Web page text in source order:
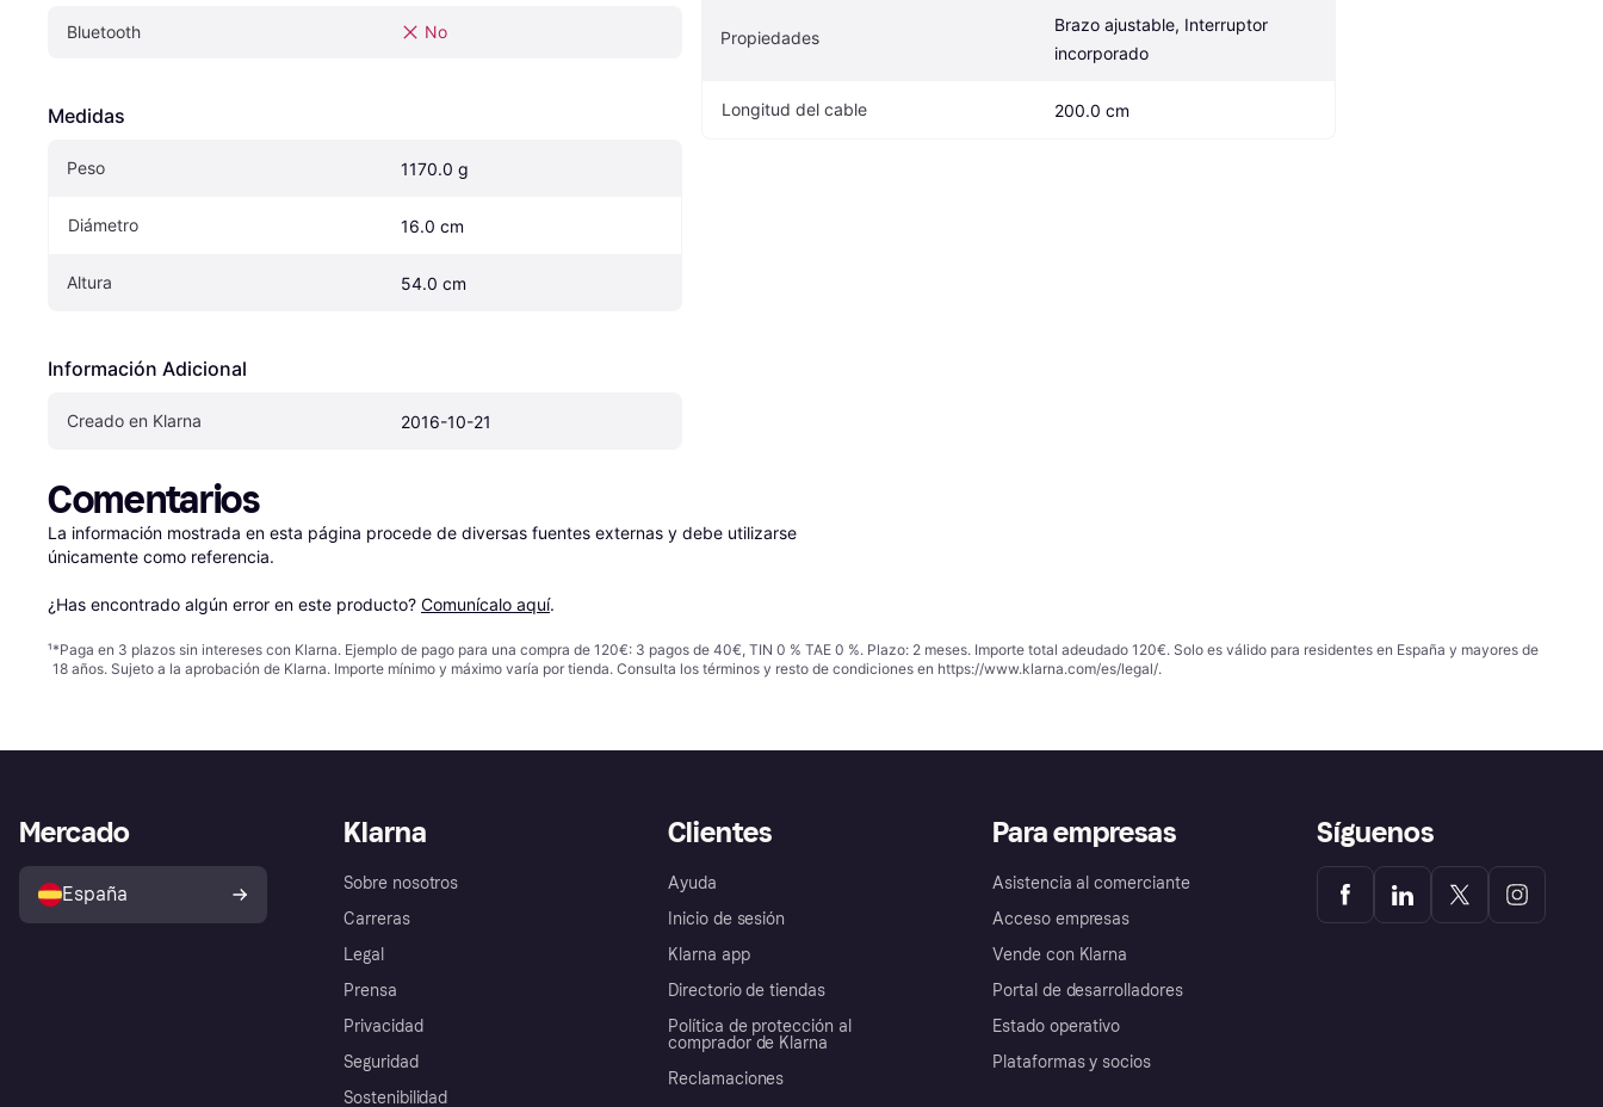
Bluetooth No
Medidas
Peso 1170.0 g
Diámetro 16.0 cm
Altura 54.0 cm
Información Adicional
Creado en Klarna 2016-10-21
Propiedades
Brazo ajustable, Interruptor
incorporado
Longitud del cable 200.0 cm
Comentarios
La información mostrada en esta página procede de diversas fuentes externas y debe utilizarse
únicamente como referencia.
¿Has encontrado algún error en este producto? Comunícalo aquí.
¹*Paga en 3 plazos sin intereses con Klarna. Ejemplo de pago para una compra de 120€: 3 pagos de 40€, TIN 0 % TAE 0 %. Plazo: 2 meses. Importe total adeudado 120€. Solo es válido para residentes en España y mayores de
18 años. Sujeto a la aprobación de Klarna. Importe mínimo y máximo varía por tienda. Consulta los términos y resto de condiciones en https://www.klarna.com/es/legal/.
Klarna
Sobre nosotros
Carreras
Legal
Prensa
Privacidad
Seguridad
Sostenibilidad
Clientes
Ayuda
Inicio de sesión
Klarna app
Directorio de tiendas
Política de protección al
comprador de Klarna
Reclamaciones
Para empresas
Asistencia al comerciante
Acceso empresas
Vende con Klarna
Portal de desarrolladores
Estado operativo
Plataformas y socios
Mercado
España
Síguenos